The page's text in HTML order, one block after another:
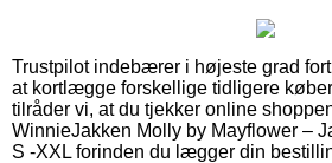
Trustpilot indebærer i højeste grad
at kortlægge forskellige tidligere
tilråder vi, at du tjekker online
WinnieJakken Molly by Mayflower –
S -XXL forinden du lægger din